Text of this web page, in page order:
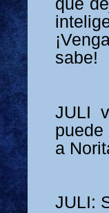
que
sabe!
JULI
a
JULI: